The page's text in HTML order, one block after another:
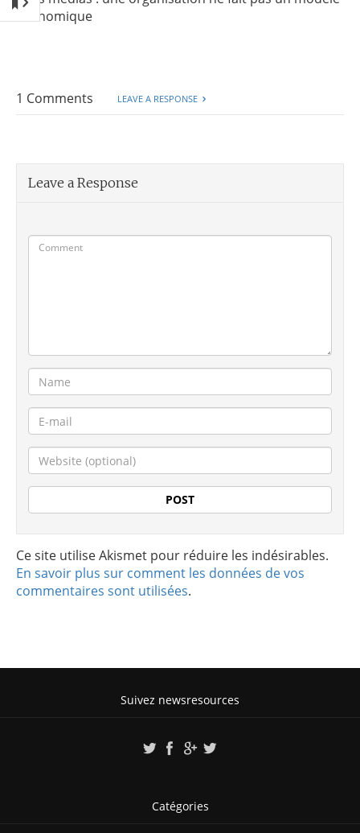
économique
1 Comments LEAVE A RESPONSE
Leave a Response
Ce site utilise Akismet pour réduire les indésirables.
En savoir plus sur comment les données de vos
commentaires sont utilisées.
Suivez newsresources
Catégories